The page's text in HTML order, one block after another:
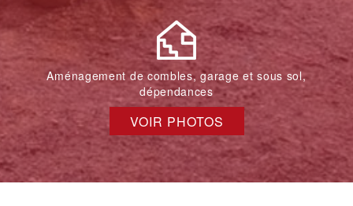
Aménagement de combles, garage et sous sol,
dépendances
VOIR PHOTOS